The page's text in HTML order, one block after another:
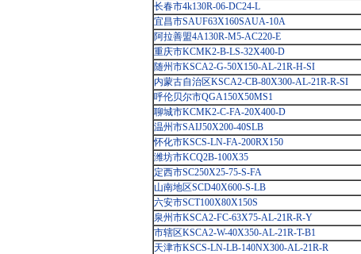
长春市4k130R-06-DC24-L
宜昌市SAUF63X160SAUA-10A
阿拉善盟4A130R-M5-AC220-E
重庆市KCMK2-B-LS-32X400-D
随州市KSCA2-G-50X150-AL-21R-H-SI
内蒙古自治区KSCA2-CB-80X300-AL-21R-R-SI
呼伦贝尔市QGA150X50MS1
聊城市KCMK2-C-FA-20X400-D
温州市SAIJ50X200-40SLB
怀化市KSCS-LN-FA-200RX150
潍坊市KCQ2B-100X35
定西市SC250X25-75-S-FA
山南地区SCD40X600-S-LB
六安市SCT100X80X150S
泉州市KSCA2-FC-63X75-AL-21R-R-Y
市辖区KSCA2-W-40X350-AL-21R-T-B1
天津市KSCS-LN-LB-140NX300-AL-21R-R